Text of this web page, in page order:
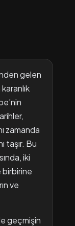
gelen
zamanda
taşır. Bu
iki
birbirine
ve
geçmişin